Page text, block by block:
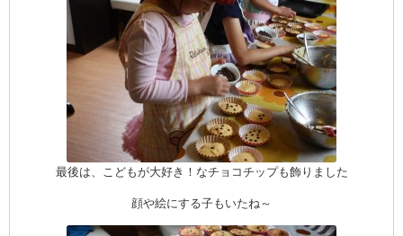
室・テイクアウト
最後は、こどもが大好き！なチョコチップも飾りました
顔や絵にする子もいたね～